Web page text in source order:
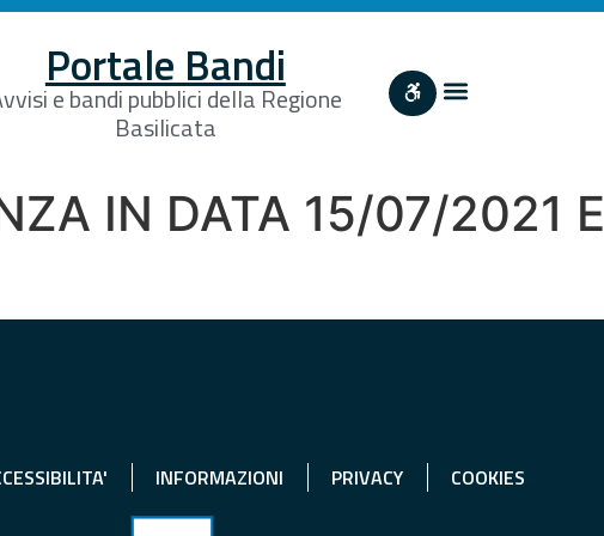
Portale Bandi
e bandi pubblici della Regione
Basilicata
IN DATA 15/07/2021 E
INFORMAZIONI PRIVACY COOKIES